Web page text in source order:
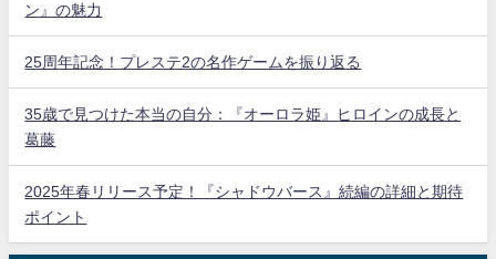
ン』の魅力
25周年記念！プレステ2の名作ゲームを振り返る
35歳で見つけた本当の自分：『オーロラ姫』ヒロインの成長と
葛藤
2025年春リリース予定！『シャドウバース』続編の詳細と期待
ポイント